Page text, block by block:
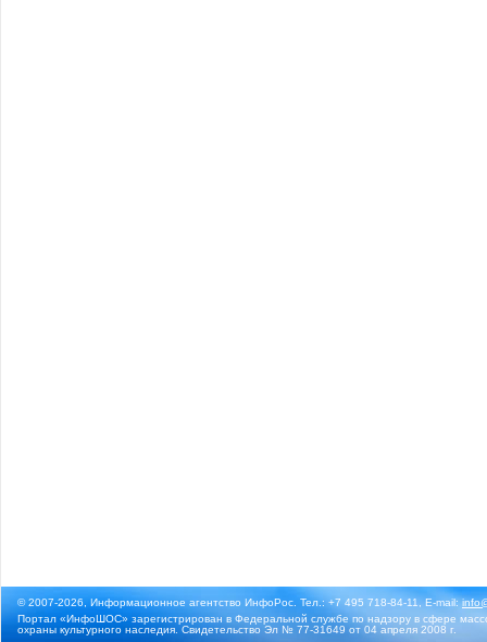
© 2007-2026, Информационное агентство ИнфоРос. Тел.: +7 495 718-84-11, E-mail:
Портал «ИнфоШОС» зарегистрирован в Федеральной службе по надзору в сфере
охраны культурного наследия. Свидетельство Эл № 77-31649 от 04 апреля 2008 г.